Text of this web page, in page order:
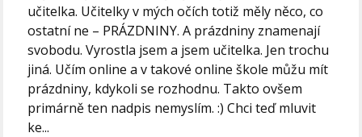
učitelka. Učitelky v mých očích totiž měly něco, co
ostatní ne – PRÁZDNINY. A prázdniny znamenají
svobodu. Vyrostla jsem a jsem učitelka. Jen trochu
jiná. Učím online a v takové online škole můžu mít
prázdniny, kdykoli se rozhodnu. Takto ovšem
primárně ten nadpis nemyslím. :) Chci teď mluvit
ke...